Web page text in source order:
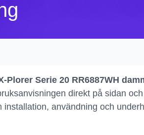
Plorer Serie 20 RR6887WH
direkt på sidan
användning och